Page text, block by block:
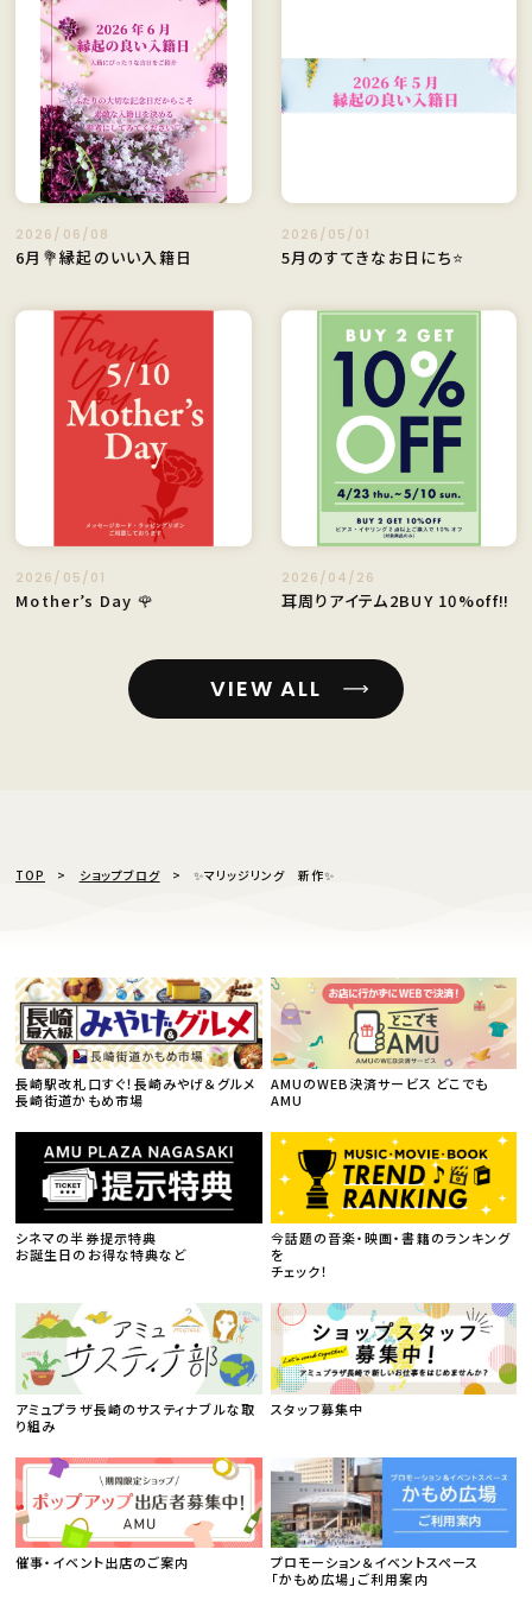
2026/06/08
6月💐縁起のいい入籍日
2026/05/01
5月のすてきなお日にち⭐️
2026/05/01
Mother’s Day 🌹
2026/04/26
耳周りアイテム2BUY 10%off‼️
VIEW ALL
TOP ショップブログ ✨マリッジリング 新作✨
長崎駅改札口すぐ！長崎みやげ＆グルメ
長崎街道かもめ市場
AMUのWEB決済サービス どこでも
AMU
シネマの半券提示特典
お誕生日のお得な特典など
今話題の音楽・映画・書籍のランキング
を
チェック！
アミュプラザ長崎のサスティナブルな取
り組み
スタッフ募集中
催事・イベント出店のご案内
プロモーション＆イベントスペース
「かもめ広場」ご利用案内